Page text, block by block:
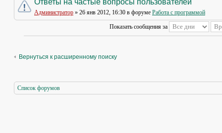
Ответы на частые вопросы пользователей
Администратор » 26 янв 2012, 16:30 в форуме Работа с программой
Показать сообщения за
Вернуться к расширенному поиску
Список форумов